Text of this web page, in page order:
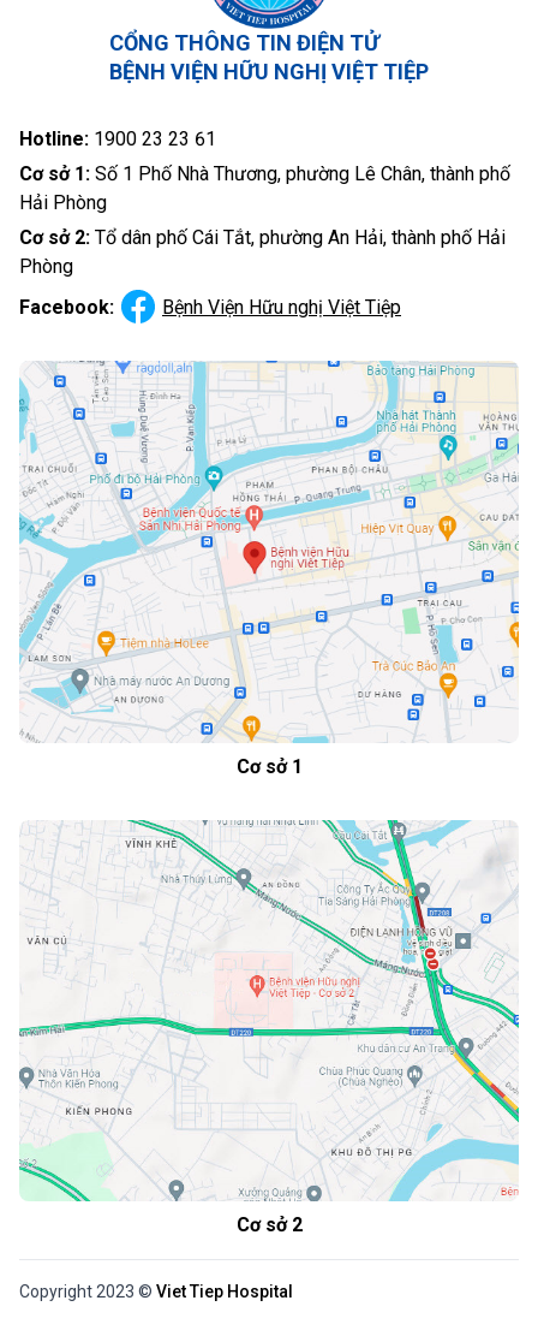
CỔNG THÔNG TIN ĐIỆN TỬ
BỆNH VIỆN HỮU NGHỊ VIỆT TIỆP
Hotline: 1900 23 23 61
Cơ sở 1: Số 1 Phố Nhà Thương, phường Lê Chân, thành phố
Hải Phòng
Cơ sở 2: Tổ dân phố Cái Tắt, phường An Hải, thành phố Hải
Phòng
Facebook:
Bệnh Viện Hữu nghị Việt Tiệp
Cơ sở 1
Cơ sở 2
Copyright 2023 © Viet Tiep Hospital